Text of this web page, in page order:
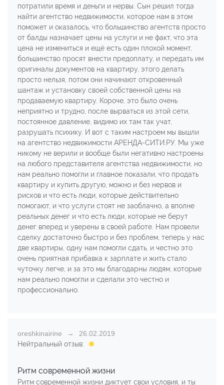
потратили время и деньги и нервы. Сын решил тогда
найти агентство недвижимости, которое нам в этом
поможет и оказалось, что большинство агентств просто
от балды назначает цены на услуги и не факт, что эта
цена не измениться и ещё есть один плохой момент,
большинство просят внести предоплату, и передать им
оригиналы документов на квартиру, этого делать
просто нельзя, потом они начинают откровенный
шантаж и установку своей собственной цены на
продаваемую квартиру. Короче, это было очень
неприятно и трудно, после вырваться из этой сети,
постоянное давление, видимо их там так учат,
разрушать психику. И вот с таким настроем мы вышли
на агентство недвижимости АРЕНДА-СИТИ.РУ. Мы уже
никому не верили и вообще были негативно настроены
на любого представителя агентства недвижимости, но
нам реально помогли и главное показали, что продать
квартиру и купить другую, можно и без нервов и
рисков и что есть люди, которые действительно
помогают, и что услуги стоят не заоблачно, а вполне
реальных денег и что есть люди, которые не берут
денег вперед и уверены в своей работе. Нам провели
сделку достаточно быстро и без проблем, теперь у нас
две квартиры, одну нам помогли сдать, и честно это
очень приятная прибавка к зарплате и жить стало
чуточку легче, и за это мы благодарны людям, которые
нам реально помогли и сделали это честно и
профессионально.
oreshkinairine
26.02.2019
Нейтральный отзыв:
Ритм современной жизни
Ритм современной жизни диктует свои условия, и ты